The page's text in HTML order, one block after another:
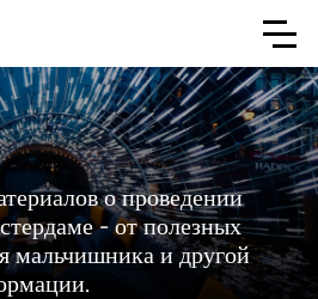
о проведении
- от полезных
мальчишника и другой